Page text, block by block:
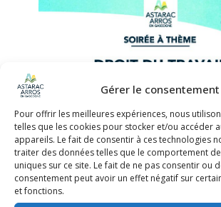
Gérer le consentement
Pour offrir les meilleures expériences, nous
telles que les cookies pour stocker et/ou accéder
appareils. Le fait de consentir à ces technologies
traiter des données telles que le comportement
uniques sur ce site. Le fait de ne pas consentir ou
consentement peut avoir un effet négatif sur
et fonctions.